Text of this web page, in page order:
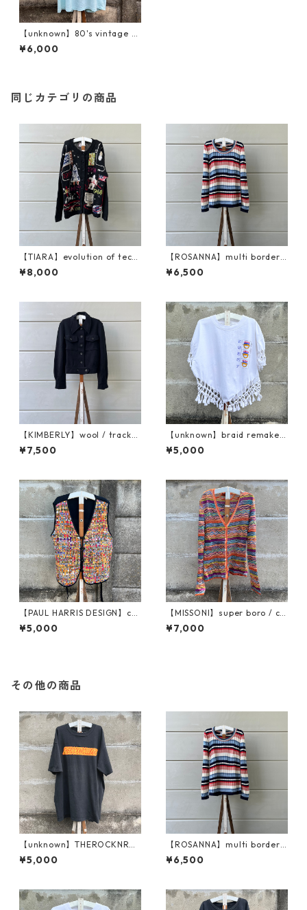
【unknown】80's vintage /
dolphin T
¥6,000
同じカテゴリの商品
【TIARA】evolution of tech
nology / cardigan
¥8,000
【ROSANNA】multi border /
rib knit
¥6,500
【KIMBERLY】wool / tracker
jacket
¥7,500
【unknown】braid remake /
print T
¥5,000
【PAUL HARRIS DESIGN】col
orful braid vest
¥5,000
【MISSONI】super boro / ca
rdigan
¥7,000
その他の商品
【unknown】THEROCKNROL
LBAND T
¥5,000
【ROSANNA】multi border /
rib knit
¥6,500